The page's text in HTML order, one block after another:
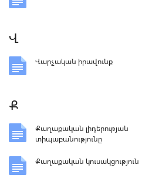
Վ
Վարչական իրավունք
Ք
Քաղաքական լիդերության
տիպաբանությունը
Քաղաքական կուսակցություն